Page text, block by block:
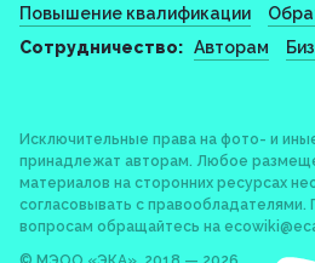
Повышение квалификации
Сотрудничество: Авторам
Исключительные права на фото- и
принадлежат авторам. Любое
материалов на сторонних ресурсах
согласовывать с правообладателями.
вопросам обращайтесь на